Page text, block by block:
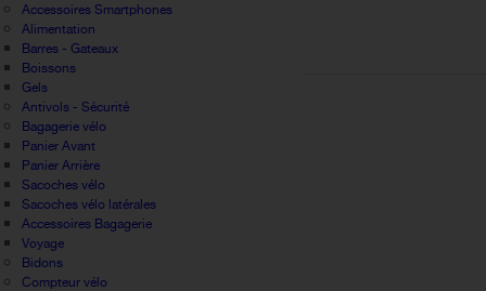
Accessoires Smartphones
Alimentation
Barres - Gateaux
Boissons
Gels
Antivols - Sécurité
Bagagerie vélo
Panier Avant
Panier Arrière
Sacoches vélo
Sacoches vélo latérales
Accessoires Bagagerie
Voyage
Bidons
Compteur vélo